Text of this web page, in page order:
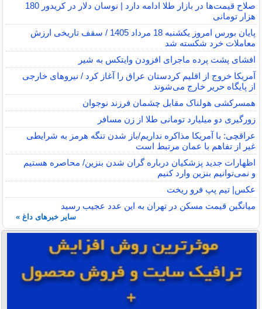
صلاح قیمت‌ها در بازار طلا ادامه دارد | نوسان دلار در کریدور 180
هزار تومانی
پایان بورس امروز یکشنبه 18 مرداد 1405 / سقف تاریخی ارزش
معاملات خرد شکسته شد
افشای پشت پرده ماجرای افزودن وایتکس به شیر
آمریکا خروج از اقلیم کردستان عراق را آغاز کرد / نیروهای خارجی
از پایگاه حریر خارج می‌شوند
همسرکشی هولناک مقابل چشمان فرزند نوجوان
زورگیری دو میلیارد تومانی طلا از زن مسافر
عراقچی: با آمریکا مذاکره نداریم/باز شدن تنگه هرمز به شرایطی
غیر از تفاهم با عمان مرتبط است
اظهارات جدید پزشکیان درباره گران شدن بنزین/ محاصره هستیم
و نمی‌توانیم بنزین وارد کنیم
عکس| تیم پپ فرو ریخت
میانگین قیمت مسکن در تهران به این عدد عجیب رسید
سایر خبرهای داغ »